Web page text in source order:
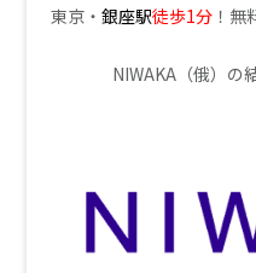
東京・銀座駅徒歩1分 ！
NIWAKA（俄）の